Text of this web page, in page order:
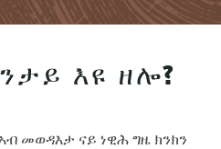
እዩ ዘሎ?
መወዳእታ ናይ ነዊሕ ግዜ ክንክን